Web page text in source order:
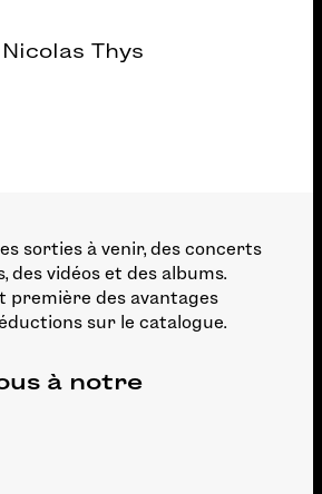
Nicolas Thys
sorties à venir, des concerts
des vidéos et des albums.
première des avantages
sur le catalogue.
à notre